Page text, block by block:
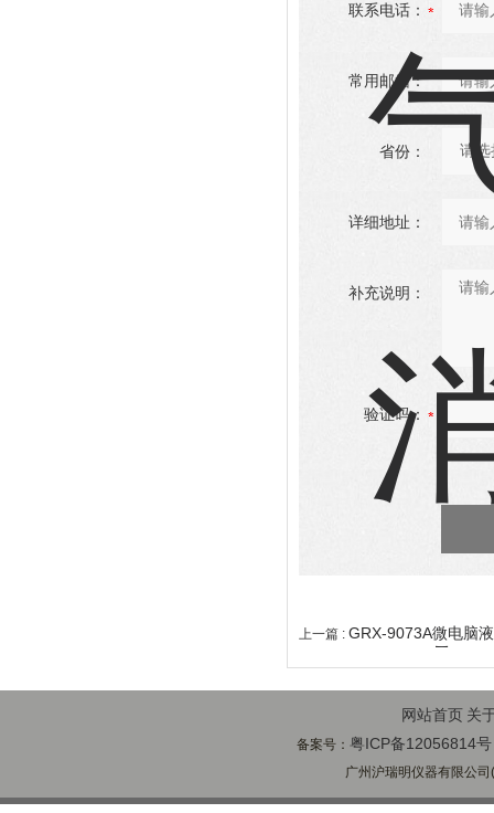
联系电话：
常用邮箱：
省份：
详细地址：
补充说明：
验证码：
上一篇 : GRX-9073A微电脑
网站首页 关
备案号： 粤ICP备12056814号
广州沪瑞明仪器有限公